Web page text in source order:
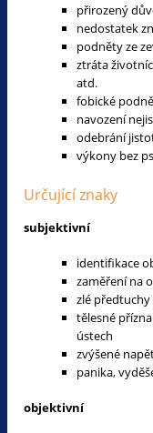
přirozený
nedostatek
podněty ze
ztráta
atd.
fobické
navození
odebrání
výkony bez
Určující znaky
subjektivní
identifikace
zaměření na
zlé předtuchy
tělesné
ústech
zvýšené
panika,
objektivní